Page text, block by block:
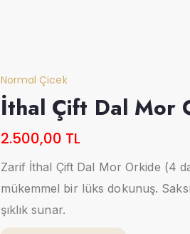
Normal Çicek
İthal Çift Dal Mor
2.500,00 TL
Zarif İthal Çift Dal Mor Orkide (4
mükemmel bir lüks dokunuş.
şıklık sunar.